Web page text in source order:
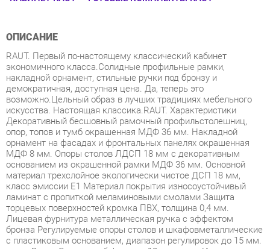
экономичного класса.Солидные профильные рамки,
демократичная, доступная цена. Да, теперь это
возможно.Цельный образ в лучших традициях мебельного
искусства. Настоящая классика.RAUT. Характеристики
Декоративный бесшовный рамочный профильстолешниц,
опор, топов и тумб окрашенная МДФ 36 мм. Накладной
орнамент на фасадах и фронтальных панелях окрашенная
МДФ 8 мм. Опоры столов ЛДСП 18 мм с декоративным
основанием из окрашенной рамки МДФ 36 мм. Основной
материал трехслойное экологически чистое ДСП 18 мм,
класс эмиссии Е1 Материал покрытия износоустойчивый
ламинат с пропиткой меламиновыми смолами Защита
торцевых поверхностей кромка ПВХ, толщина 0,4 мм.
Лицевая фурнитура металлическая ручка с эффектом
бронза Регулируемые опоры столов и шкафовметаллические
с пластиковым основанием, диапазон регулировок до 15 мм.
пр-во Дания Ящики тумб фолдинг 12 мм. пр-во Италия
Силовые сочленения четырехкомпонентные эксцентриковые
стяжки пр-во Германия Упаковка многослойный гофрокартон,
пенопласт. Гарантия 36 месяцев